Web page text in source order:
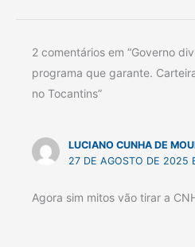
2 comentários em “Governo
programa que garante.
no Tocantins”
LUCIANO CUNHA DE
27 DE AGOSTO DE 2025
Agora sim mitos vão tirar a